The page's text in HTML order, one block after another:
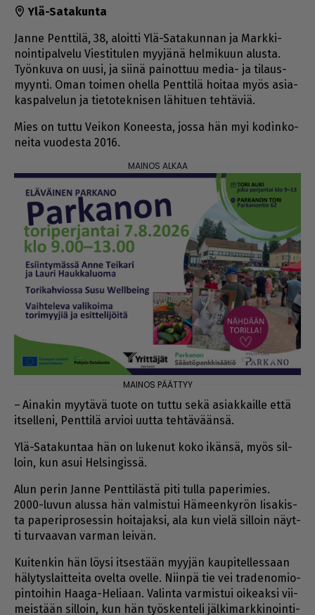
Ylä-Sa­ta­kun­ta
Jan­ne Pent­ti­lä, 38, aloit­ti Ylä-Sa­ta­kun­nan ja Mark­ki­
noin­ti­pal­ve­lu Vies­ti­tu­len myy­jä­nä hel­mi­kuun alus­ta.
Työn­ku­va on uu­si, ja sii­nä pai­not­tuu me­dia- ja ti­laus­
myyn­ti. Oman toi­men ohel­la Pent­ti­lä hoi­taa myös asi­a­
kas­pal­ve­lun ja tie­to­tek­ni­sen lä­hi­tu­en teh­tä­viä.
Mies on tut­tu Vei­kon Ko­nees­ta, jos­sa hän myi ko­din­ko­
nei­ta vuo­des­ta 2016.
– Ai­na­kin myy­tä­vä tuo­te on tut­tu sekä asi­ak­kail­le et­tä
it­sel­le­ni, Pent­ti­lä ar­vi­oi uut­ta teh­tä­vään­sä.
Ylä-Sa­ta­kun­taa hän on lu­ke­nut koko ikän­sä, myös sil­
loin, kun asui Hel­sin­gis­sä.
Alun pe­rin Jan­ne Pent­ti­läs­tä piti tul­la pa­pe­ri­mies.
2000-lu­vun alus­sa hän val­mis­tui Hä­meen­ky­rön Ii­sa­kis­
ta pa­pe­rip­ro­ses­sin hoi­ta­jak­si, ala kun vie­lä sil­loin näyt­
ti tur­vaa­van var­man lei­vän.
Kui­ten­kin hän löy­si it­ses­tään myy­jän kau­pi­tel­les­saan
hä­ly­tys­lait­tei­ta ovel­ta ovel­le. Niin­pä tie vei tra­de­no­mi­o­
pin­toi­hin Haa­ga-He­li­aan. Va­lin­ta var­mis­tui oi­ke­ak­si vii­
meis­tään sil­loin, kun hän työs­ken­te­li jäl­ki­mark­ki­noin­ti­